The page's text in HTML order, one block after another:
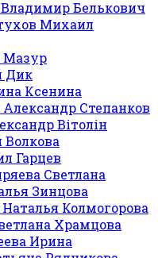
Владимир Белькович
Михаил
Мазур
Дик
Ксенина
Александр Степанков
Вітолін
Гарцев
Светлана
Зинцова
Наталья Колмогорова
Храмцова
Ирина